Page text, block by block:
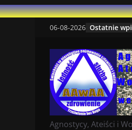
Przejdź
treści
06-08-2026 Ostatnie
Agnostycy, Ateiści i